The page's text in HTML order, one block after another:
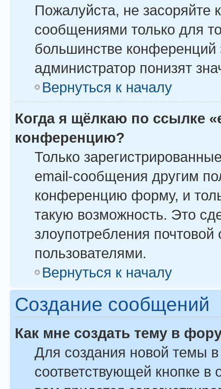
Пожалуйста, не
сообщениями только для
большинстве
администратор понизят
Вернуться к началу
Когда я щёлкаю по ссылке
конференцию?
Только
email-сообщения другим
конференцию форму, и
такую возможность. Это
злоупотребления
пользователями.
Вернуться к началу
Создание сообщений
Как мне создать тему в
Для создания новой темы
соответствующей кнопке